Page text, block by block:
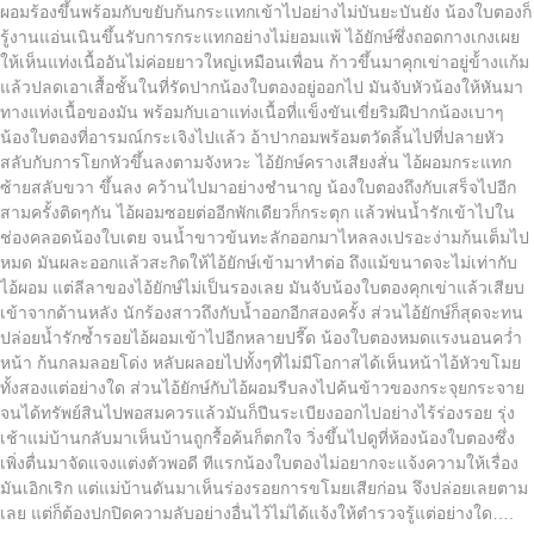
ผอมร้องขึ้นพร้อมกับขยับก้นกระแทกเข้าไปอย่างไม่บันยะบันยัง น้องใบตองก็
รู้งานแอ่นเนินขึ้นรับการกระแทกอย่างไม่ยอมแพ้ ไอ้ยักษ์ซึ่งถอดกางเกงเผย
ให้เห็นแท่งเนื้ออันไม่ค่อยยาวใหญ่เหมือนเพื่อน ก้าวขึ้นมาคุกเข่าอยู่ข้้างแก้ม
แล้วปลดเอาเสื้อชั้นในที่รัดปากน้องใบตองอยู่ออกไป มันจับหัวน้องให้หันมา
ทางแท่งเนื้อของมัน พร้อมกับเอาแท่งเนื้อที่แข็งขันเขี่ยริมฝีปากน้องเบาๆ
น้องใบตองที่อารมณ์กระเจิงไปแล้ว อ้าปากอมพร้อมตวัดลิ้นไปที่ปลายหัว
สลับกับการโยกหัวขึ้นลงตามจังหวะ ไอ้ยักษ์ครางเสียงสั่น ไอ้ผอมกระแทก
ซ้ายสลับขวา ขึ้นลง คว้านไปมาอย่างชำนาญ น้องใบตองถึงกับเสร็จไปอีก
สามครั้งติดๆกัน ไอ้ผอมซอยต่ออีกพักเดียวก็กระตุก แล้วพ่นน้ำรักเข้าไปใน
ช่องคลอดน้องใบเตย จนน้ำขาวข้นทะลักออกมาไหลลงเปรอะง่ามก้นเต็มไป
หมด มันผละออกแล้วสะกิดให้ไอ้ยักษ์เข้ามาทำต่อ ถึงแม้ขนาดจะไม่เท่ากับ
ไอ้ผอม แต่ลีลาของไอ้ยักษ์ไม่เป็นรองเลย มันจับน้องใบตองคุกเข่าแล้วเสียบ
เข้าจากด้านหลัง นักร้องสาวถึงกับน้ำออกอีกสองครั้ง ส่วนไอ้ยักษ์ก็สุดจะทน
ปล่อยน้ำรักซ้ำรอยไอ้ผอมเข้าไปอีกหลายปรี๊ด น้องใบตองหมดแรงนอนคว่ำ
หน้า ก้นกลมลอยโด่ง หลับผลอยไปทั้งๆที่ไม่มีโอกาสได้เห็นหน้าไอ้หัวขโมย
ทั้งสองแต่อย่างใด ส่วนไอ้ยักษ์กับไอ้ผอมรีบลงไปค้นข้าวของกระจุยกระจาย
จนได้ทรัพย์สินไปพอสมควรแล้วมันก็ปีนระเบียงออกไปอย่างไร้ร่องรอย รุ่ง
เช้าแม่บ้านกลับมาเห็นบ้านถูกรื้อค้นก็ตกใจ วิ่งขึ้นไปดูที่ห้องน้องใบตองซึ่ง
เพิ่งตื่นมาจัดแจงแต่งตัวพอดี ทีแรกน้องใบตองไม่อยากจะแจ้งความให้เรื่อง
มันเอิกเริก แต่แม่บ้านดันมาเห็นร่องรอยการขโมยเสียก่อน จึงปล่อยเลยตาม
เลย แต่ก็ต้องปกปิดความลับอย่างอื่นไว้ไม่ได้แจ้งให้ตำรวจรู้แต่อย่างใด….